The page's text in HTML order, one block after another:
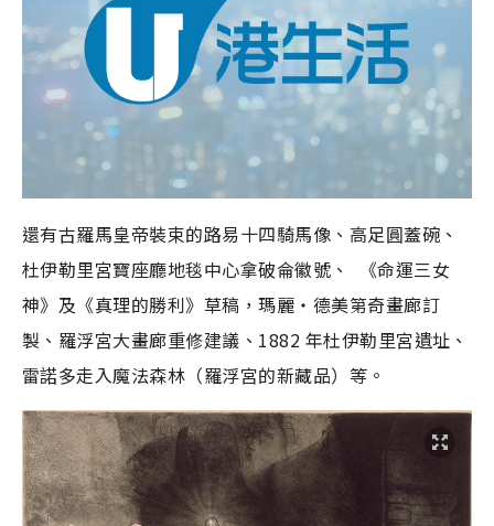
還有古羅馬皇帝裝束的路易十四騎馬像 、 高足圓蓋碗 、
杜伊勒里宮寶座廳地毯中心拿破侖徽號、
《命運三女
神》及《真理的勝利》草稿，瑪麗 ‧ 德美第奇畫廊訂
製、 羅浮宮大畫廊重修建議、 1882 年杜伊勒里宮遺址、
雷諾多走入魔法森林（羅浮宮的新藏品）等。